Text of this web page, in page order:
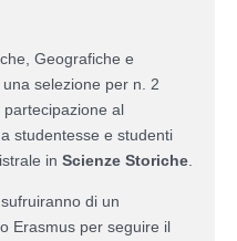
Geografiche e
una selezione per n. 2
al
a studentesse e studenti
in Scienze Storiche
di un
Erasmus per seguire il